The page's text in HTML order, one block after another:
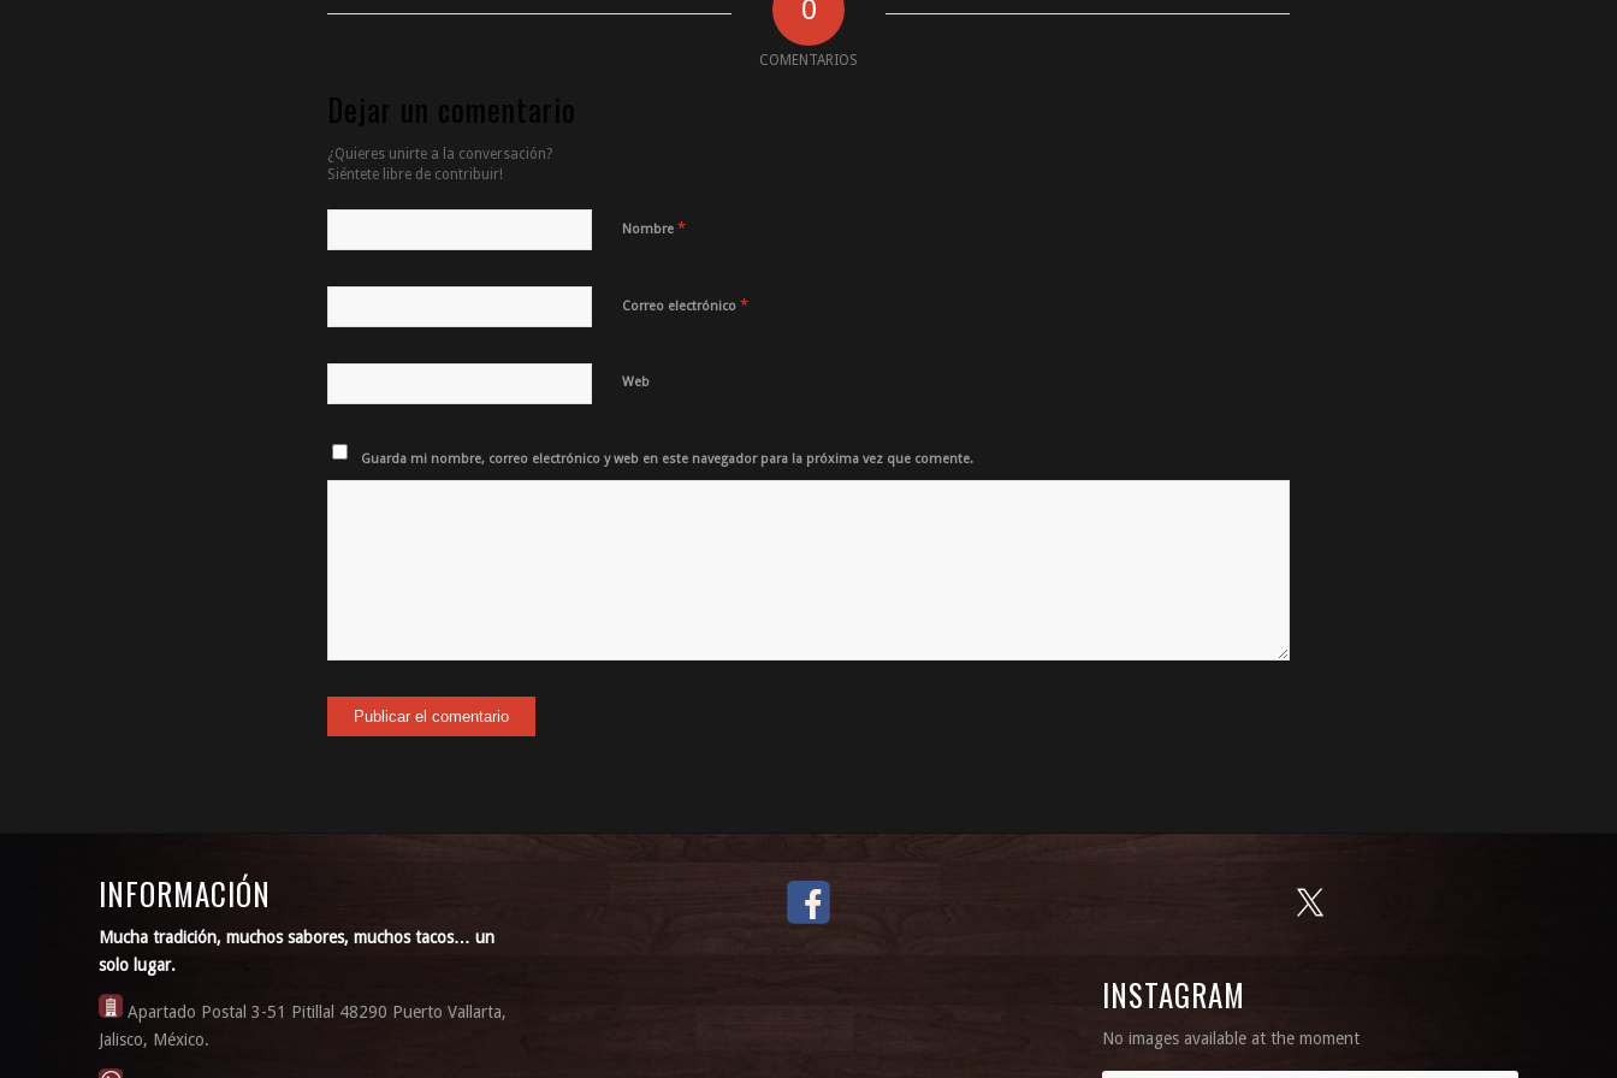
0
COMENTARIOS
Dejar un comentario
¿Quieres unirte a la conversación?
Siéntete libre de contribuir!
Nombre *
Correo electrónico *
Web
Guarda mi nombre, correo electrónico y web en este navegador para la próxima vez que comente.
INFORMACIÓN
Mucha tradición, muchos sabores, muchos tacos… un
solo lugar.
Apartado Postal 3-51 Pitillal 48290 Puerto Vallarta,
Jalisco, México.
INSTAGRAM
No images available at the moment